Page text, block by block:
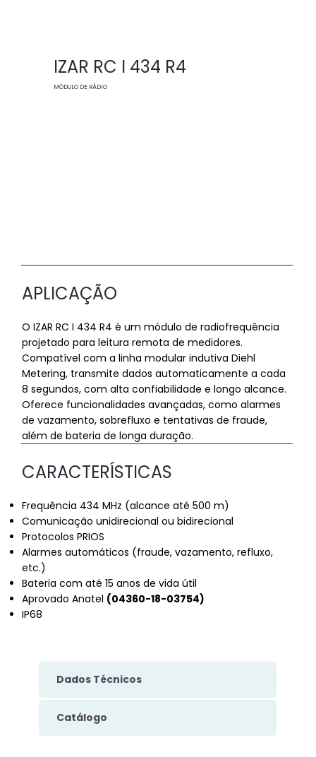
IZAR RC I 434 R4
MÓDULO DE RÁDIO
Izar RCI módulo de rádio Diehl Metering
APLICAÇÃO
O IZAR RC I 434 R4 é um módulo de radiofrequência
projetado para leitura remota de medidores.
Compatível com a linha modular indutiva Diehl
Metering, transmite dados automaticamente a cada
8 segundos, com alta confiabilidade e longo alcance.
Oferece funcionalidades avançadas, como alarmes
de vazamento, sobrefluxo e tentativas de fraude,
além de bateria de longa duração.
CARACTERÍSTICAS
Frequência 434 MHz (alcance até 500 m)
Comunicação unidirecional ou bidirecional
Protocolos PRIOS
Alarmes automáticos (fraude, vazamento, refluxo,
etc.)
Bateria com até 15 anos de vida útil
Aprovado Anatel (04360-18-03754)
IP68
Dados Técnicos
Catálogo